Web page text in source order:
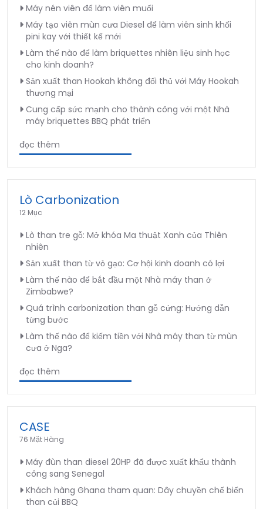
Máy nén viên để làm viên muối
Máy tạo viên mùn cưa Diesel để làm viên sinh khối
pini kay với thiết kế mới
Làm thế nào để làm briquettes nhiên liệu sinh học
cho kinh doanh?
Sản xuất than Hookah không đối thủ với Máy Hookah
thương mại
Cung cấp sức mạnh cho thành công với một Nhà
máy briquettes BBQ phát triển
đọc thêm
Lò Carbonization
12 Mục
Lò than tre gỗ: Mở khóa Ma thuật Xanh của Thiên
nhiên
Sản xuất than từ vỏ gạo: Cơ hội kinh doanh có lợi
Làm thế nào để bắt đầu một Nhà máy than ở
Zimbabwe?
Quá trình carbonization than gỗ cứng: Hướng dẫn
từng bước
Làm thế nào để kiếm tiền với Nhà máy than từ mùn
cưa ở Nga?
đọc thêm
CASE
76 Mặt Hàng
Máy đùn than diesel 20HP đã được xuất khẩu thành
công sang Senegal
Khách hàng Ghana tham quan: Dây chuyền chế biến
than củi BBQ